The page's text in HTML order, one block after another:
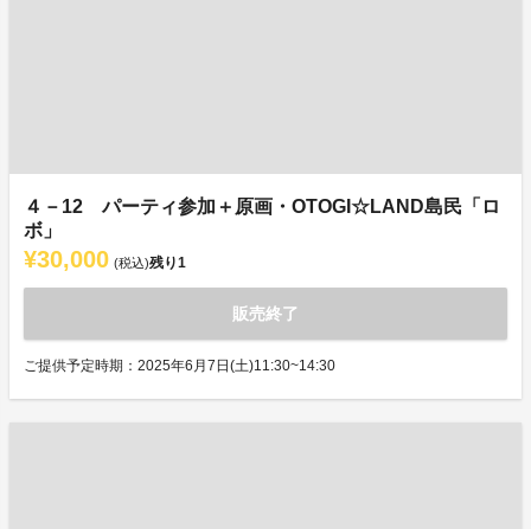
４－12 パーティ参加＋原画・OTOGI☆LAND島民「ロ
ボ」
¥30,000 (税込)残り1
販売終了
ご提供予定時期：2025年6月7日(土)11:30~14:30